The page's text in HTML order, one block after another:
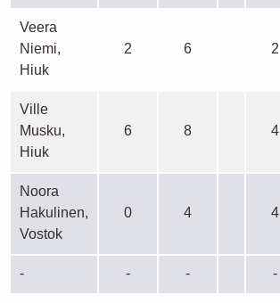
Veera
Niemi,
Hiuk
2 6 2
Ville
Musku,
Hiuk
6 8 4
Noora
Hakulinen,
Vostok
0 4 4
- - - -